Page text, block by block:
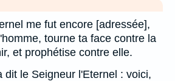
me fut encore [adressée],
tourne ta face contre la
et prophétise contre elle.
dit le Seigneur l'Eternel : voici,